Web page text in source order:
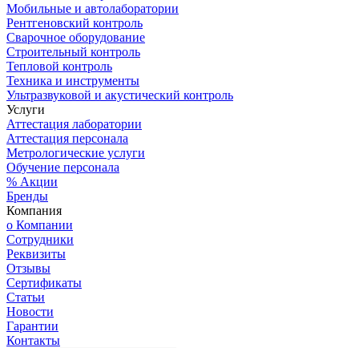
Мобильные и автолаборатории
Рентгеновский контроль
Сварочное оборудование
Строительный контроль
Тепловой контроль
Техника и инструменты
Ультразвуковой и акустический контроль
Услуги
Аттестация лаборатории
Аттестация персонала
Метрологические услуги
Обучение персонала
% Акции
Бренды
Компания
о Компании
Сотрудники
Реквизиты
Отзывы
Сертификаты
Статьи
Новости
Гарантии
Контакты